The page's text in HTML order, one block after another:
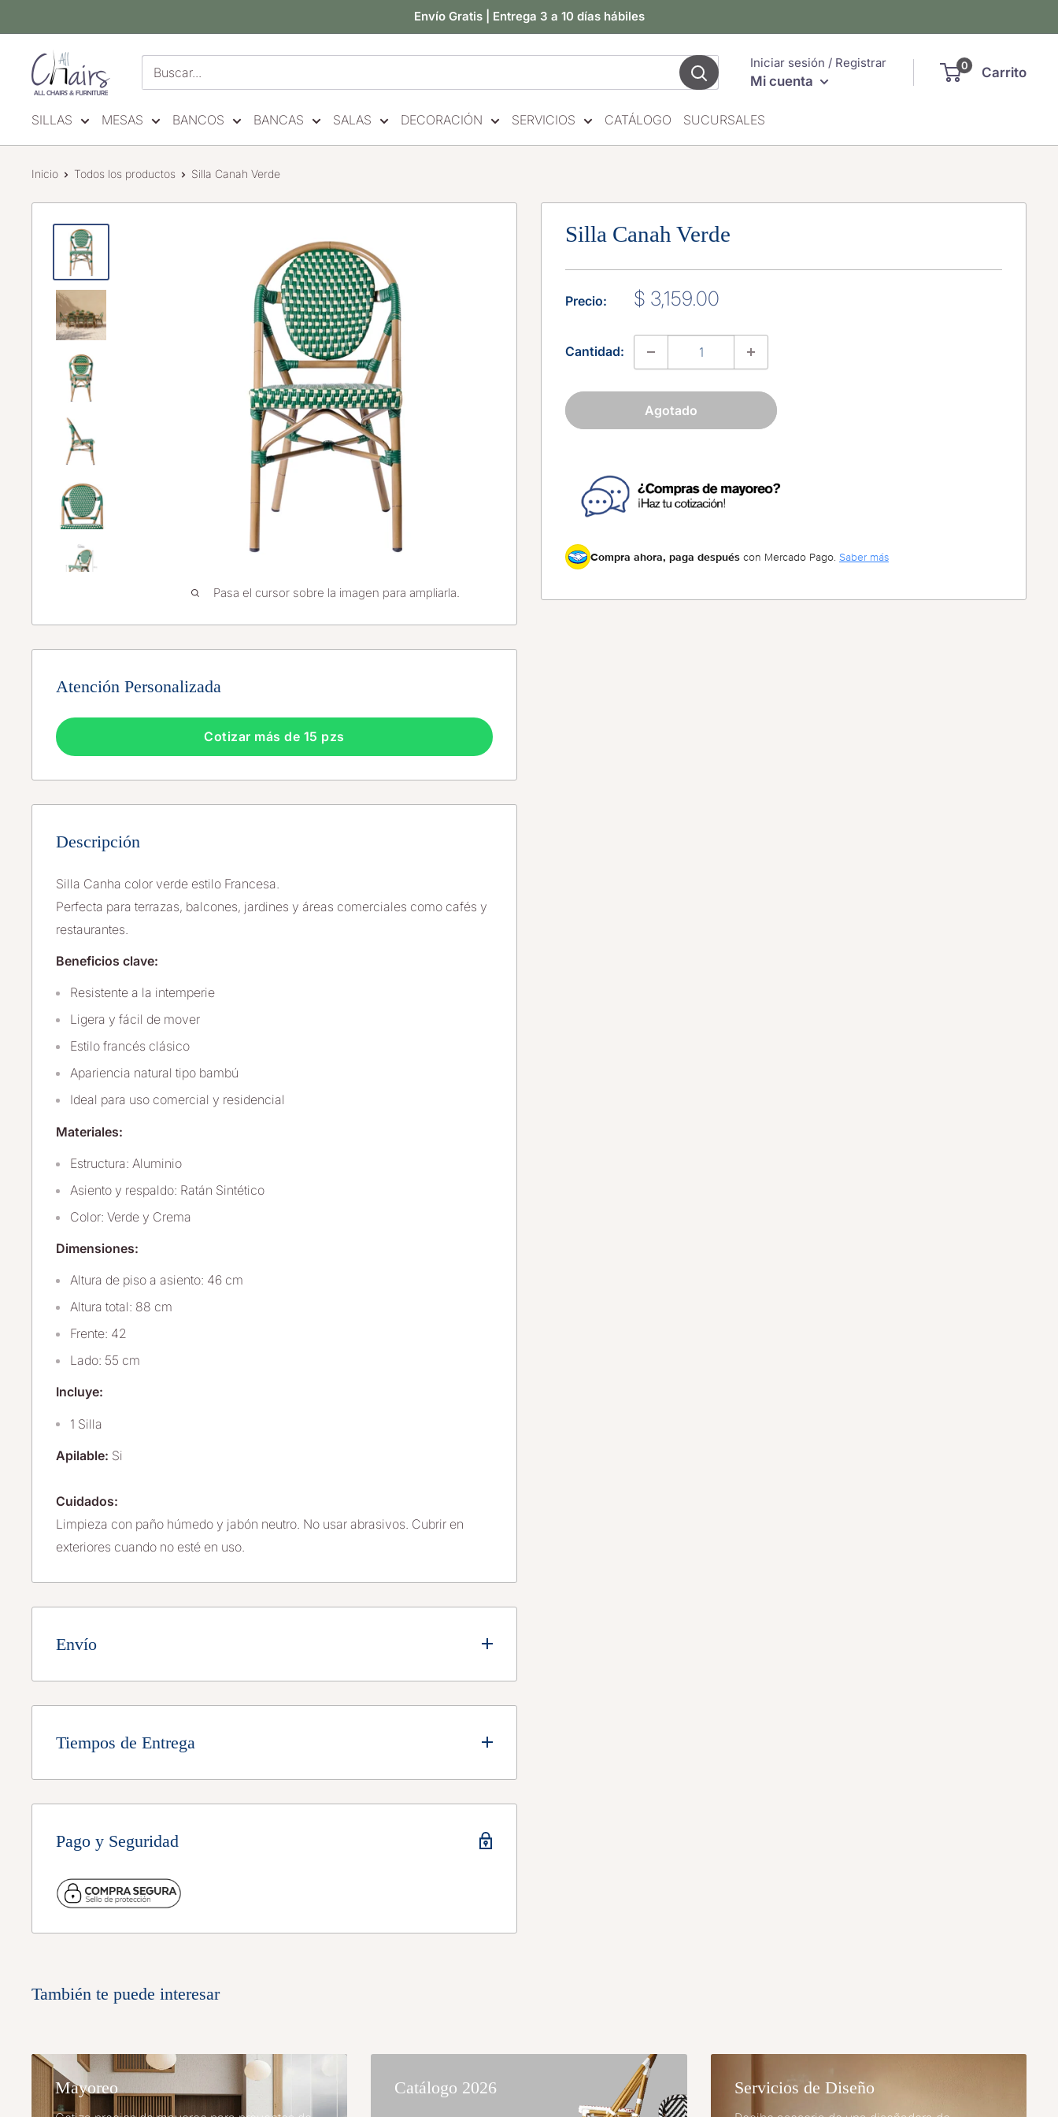
directamente
contenido
Envío Gratis | Entrega 3 a 10 días hábiles
All
Chairs
Iniciar sesión / Registrar
Mi cuenta
0 Carrito
SILLAS MESAS BANCOS BANCAS SALAS DECORACIÓN SERVICIOS CATÁLOGO SUCURSALES
Inicio Todos los productos Silla Canah Verde
Pasa el cursor sobre la imagen para ampliarla.
Silla Canah Verde
Precio:
Precio
venta
$ 3,159.00
Cantidad:
Agotado
Compra ahora, paga después con Mercado Pago. Saber más
Atención Personalizada
Cotizar más de 15 pzs
Descripción
Silla Canha color verde estilo Francesa.
Perfecta para terrazas, balcones, jardines y áreas comerciales como cafés y
restaurantes.
Beneficios clave:
Resistente a la intemperie
Ligera y fácil de mover
Estilo francés clásico
Apariencia natural tipo bambú
Ideal para uso comercial y residencial
Materiales:
Estructura: Aluminio
Asiento y respaldo: Ratán Sintético
Color: Verde y Crema
Dimensiones:
Altura de piso a asiento: 46 cm
Altura total: 88 cm
Frente: 42
Lado: 55 cm
Incluye:
1 Silla
Apilable: Si
Cuidados:
Limpieza con paño húmedo y jabón neutro. No usar abrasivos. Cubrir en
exteriores cuando no esté en uso.
Envío
Envío Gratis a toda la República Méxicana
Tiempos de Entrega
Entrega 3 a 10 días hábiles
descripción.
Pago y Seguridad
También te puede interesar
Mayoreo Catálogo 2026 Servicios de Diseño